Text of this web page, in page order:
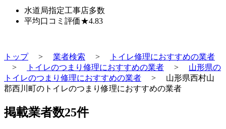
水道局指定工事店多数
平均口コミ評価★4.83
トップ> 業者検索 >
トイレ修理におすすめの業者
>
トイレのつまり修理におすすめの業者 > 山形県の
トイレのつまり修理におすすめの業者 > 山形県西村山
郡西川町のトイレのつまり修理におすすめの業者
掲載業者数25件